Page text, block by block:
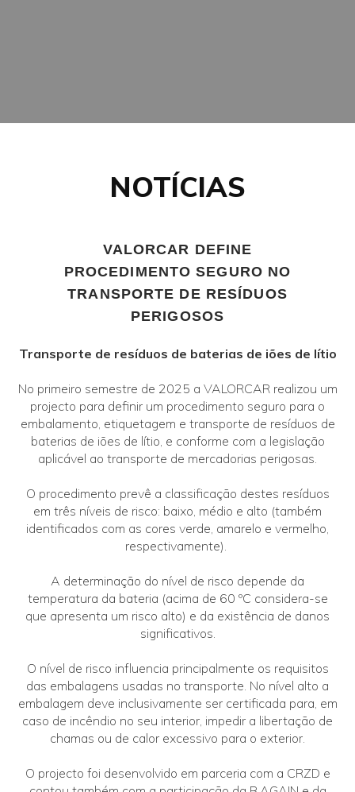
NOTÍCIAS
VALORCAR DEFINE
PROCEDIMENTO SEGURO NO
TRANSPORTE DE RESÍDUOS
PERIGOSOS
Transporte de resíduos de baterias de iões de lítio
No primeiro semestre de 2025 a VALORCAR realizou um
projecto para definir um procedimento seguro para o
embalamento, etiquetagem e transporte de resíduos de
baterias de iões de lítio, e conforme com a legislação
aplicável ao transporte de mercadorias perigosas.
O procedimento prevê a classificação destes resíduos
em três níveis de risco: baixo, médio e alto (também
identificados com as cores verde, amarelo e vermelho,
respectivamente).
A determinação do nível de risco depende da
temperatura da bateria (acima de 60 ºC considera-se
que apresenta um risco alto) e da existência de danos
significativos.
O nível de risco influencia principalmente os requisitos
das embalagens usadas no transporte. No nível alto a
embalagem deve inclusivamente ser certificada para, em
caso de incêndio no seu interior, impedir a libertação de
chamas ou de calor excessivo para o exterior.
O projecto foi desenvolvido em parceria com a CRZD e